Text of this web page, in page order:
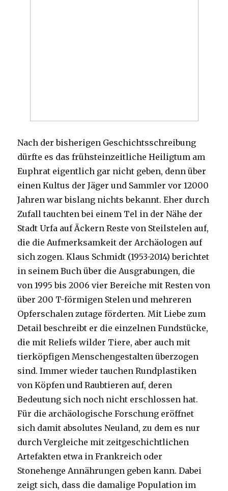
Nach der bisherigen Geschichtsschreibung
dürfte es das frühsteinzeitliche Heiligtum am
Euphrat eigentlich gar nicht geben, denn über
einen Kultus der Jäger und Sammler vor 12000
Jahren war bislang nichts bekannt. Eher durch
Zufall tauchten bei einem Tel in der Nähe der
Stadt Urfa auf Äckern Reste von Steilstelen auf,
die die Aufmerksamkeit der Archäologen auf
sich zogen. Klaus Schmidt (1953-2014) berichtet
in seinem Buch über die Ausgrabungen, die
von 1995 bis 2006 vier Bereiche mit Resten von
über 200 T-förmigen Stelen und mehreren
Opferschalen zutage förderten. Mit Liebe zum
Detail beschreibt er die einzelnen Fundstücke,
die mit Reliefs wilder Tiere, aber auch mit
tierköpfigen Menschengestalten überzogen
sind. Immer wieder tauchen Rundplastiken
von Köpfen und Raubtieren auf, deren
Bedeutung sich noch nicht erschlossen hat.
Für die archäologische Forschung eröffnet
sich damit absolutes Neuland, zu dem es nur
durch Vergleiche mit zeitgeschichtlichen
Artefakten etwa in Frankreich oder
Stonehenge Annährungen geben kann. Dabei
zeigt sich, dass die damalige Population im